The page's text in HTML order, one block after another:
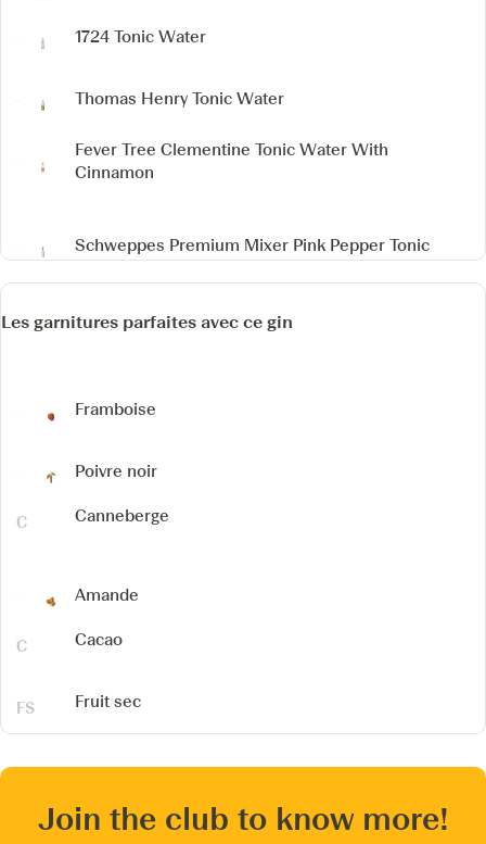
1724 Tonic Water
Thomas Henry Tonic Water
Fever Tree Clementine Tonic Water With
Cinnamon
Schweppes Premium Mixer Pink Pepper Tonic
Les garnitures parfaites avec ce gin
Framboise
Poivre noir
Canneberge
Amande
Cacao
Fruit sec
Join the club to know more!